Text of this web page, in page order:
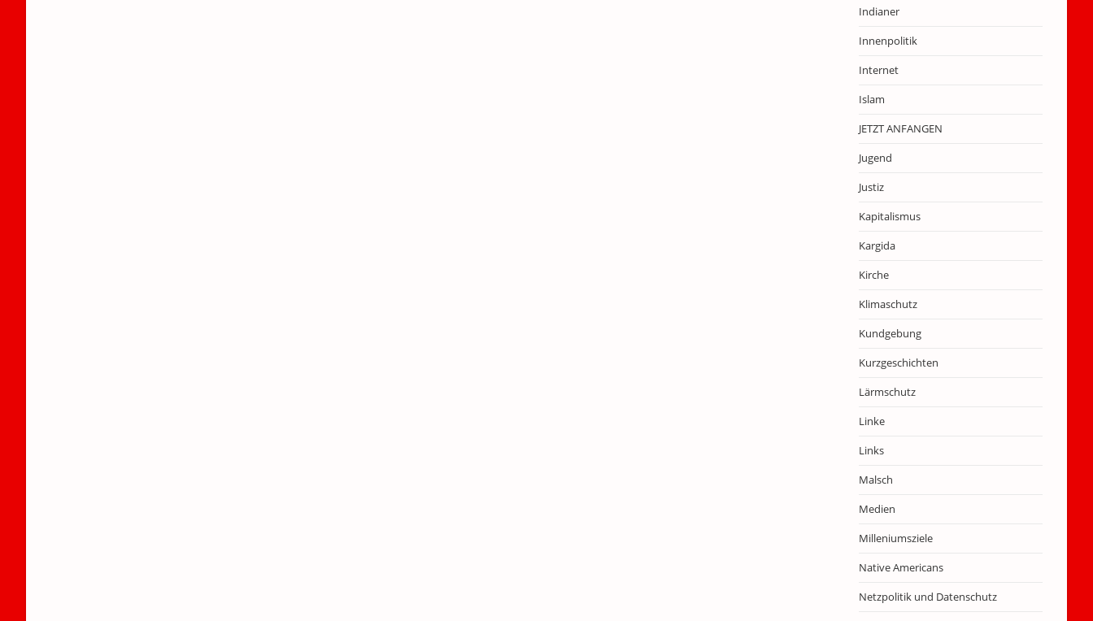
Indianer
Innenpolitik
Internet
Islam
JETZT ANFANGEN
Jugend
Justiz
Kapitalismus
Kargida
Kirche
Klimaschutz
Kundgebung
Kurzgeschichten
Lärmschutz
Linke
Links
Malsch
Medien
Milleniumsziele
Native Americans
Netzpolitik und Datenschutz